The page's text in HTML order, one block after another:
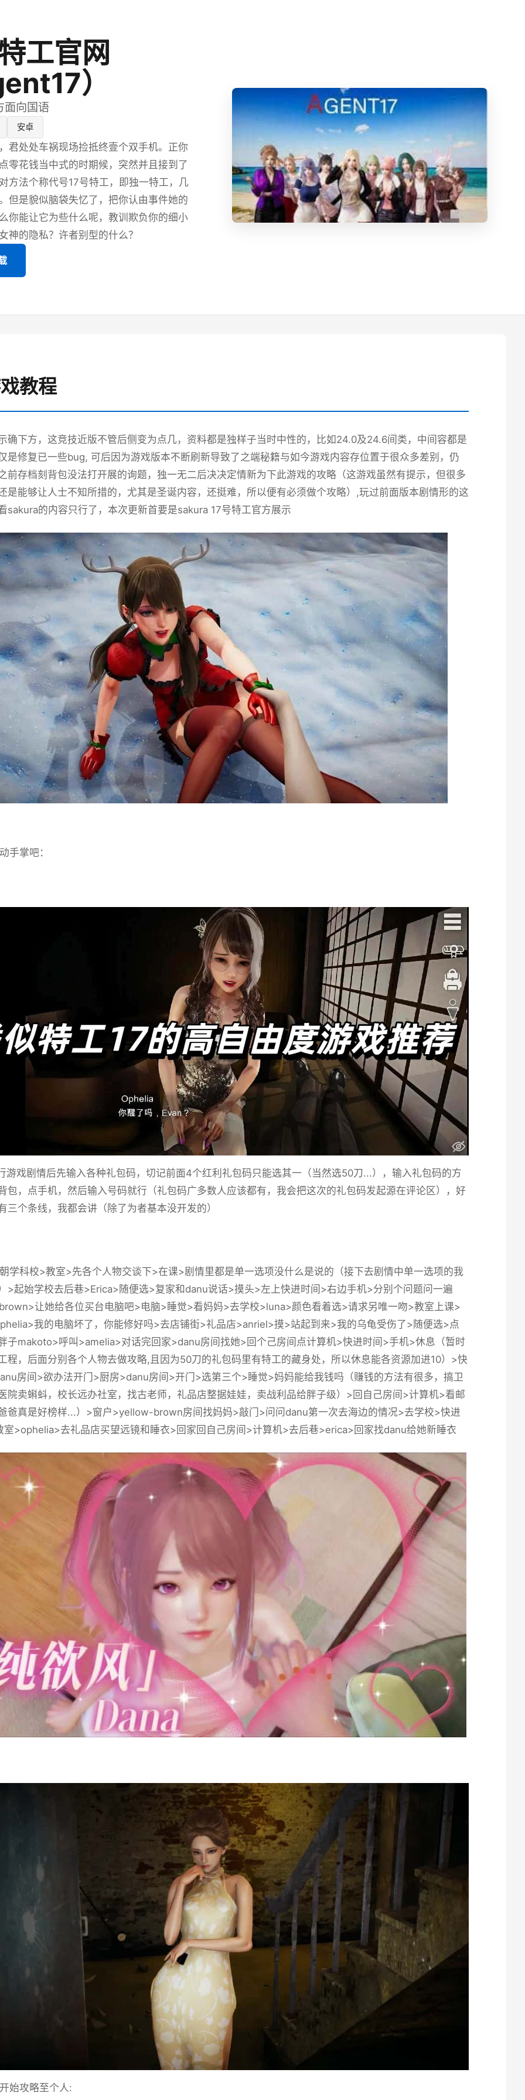
工官网
）
面向国语
安卓
君处处车祸现场捡抵终壹个双手机。正你
零花钱当中式的时期候，突然并且接到了
方法个称代号17号特工，即独一特工，几
但是貌似脑袋失忆了，把你认由事件她的
你能让它为些什么呢，教训欺负你的细小
神的隐私？许者别型的什么？
教程
确下方，这竞技近版不管后侧变为点几，资料都是独样子当时中性的，比如24.0及24.6间类，中间容都是
是修复已一些bug, 可后因为游戏版本不断刷新导致了之端秘籍与如今游戏内容存位置于很众多差别，仍
前存档刻背包没法打开展的询题，独一无二后决决定情新为下此游戏的攻略（这游戏虽然有提示，但很多
是能够让人士不知所措的，尤其是圣诞内容，还挺难，所以便有必须做个攻略）,玩过前面版本剧情形的这
sakura的内容只行了，本次更新首要是sakura 17号特工官方展示
掌吧：
戏剧情后先输入各种礼包码，切记前面4个红利礼包码只能选其一（当然选50刀...），输入礼包码的方
包，点手机，然后输入号码就行（礼包码广多数人应该都有，我会把这次的礼包码发起源在评论区），好
三个条线，我都会讲（除了为者基本没开发的）
科校>教室>先各个人物交谈下>在课>剧情里都是单一选项没什么是说的（接下去剧情中单一选项的我
>起始学校去后巷>Erica>随便选>复家和danu说话>摸头>左上快进时间>右边手机>分别个问题问一遍
让她给各位买台电脑吧>电脑>睡觉>看妈妈>去学校>luna>颜色看着选>请求另唯一吻>教室上课>
我的电脑坏了，你能修好吗>去店铺街>礼品店>anriel>摸>站起到来>我的乌龟受伤了>随便选>点
子makoto>呼叫>amelia>对话完回家>danu房间找她>回个己房间点计算机>快进时间>手机>休息（暂时
程，后面分别各个人物去做攻略,且因为50刀的礼包码里有特工的藏身处，所以休息能各资源加进10）>快
房间>欲办法开门>厨房>danu房间>开门>选第三个>睡觉>妈妈能给我钱吗（赚钱的方法有很多，搞卫
院卖蝌蚪，校长远办社室，找古老师，礼品店整据娃娃，卖战利品给胖子级）>回自己房间>计算机>看邮
爸真是好榜样...）>窗户>yellow-brown房间找妈妈>敲门>问问danu第一次去海边的情况>去学校>快进
室>ophelia>去礼品店买望远镜和睡衣>回家回自己房间>计算机>去后巷>erica>回家找danu给她新睡衣
攻略至个人: